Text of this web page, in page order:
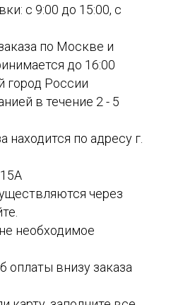
с 9:00 до 15:00, с
по Москве и
до 16:00
город России
в течение 2 - 5
по адресу г.
через
необходимое
оплаты внизу заказа